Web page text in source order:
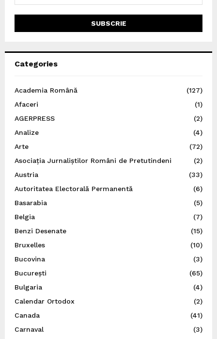
Categories
Academia Română
(127)
Afaceri
(1)
AGERPRESS
(2)
Analize
(4)
Arte
(72)
Asociația Jurnaliștilor Români de Pretutindeni
(2)
Austria
(33)
Autoritatea Electorală Permanentă
(6)
Basarabia
(5)
Belgia
(7)
Benzi Desenate
(15)
Bruxelles
(10)
Bucovina
(3)
București
(65)
Bulgaria
(4)
Calendar Ortodox
(2)
Canada
(41)
Carnaval
(3)